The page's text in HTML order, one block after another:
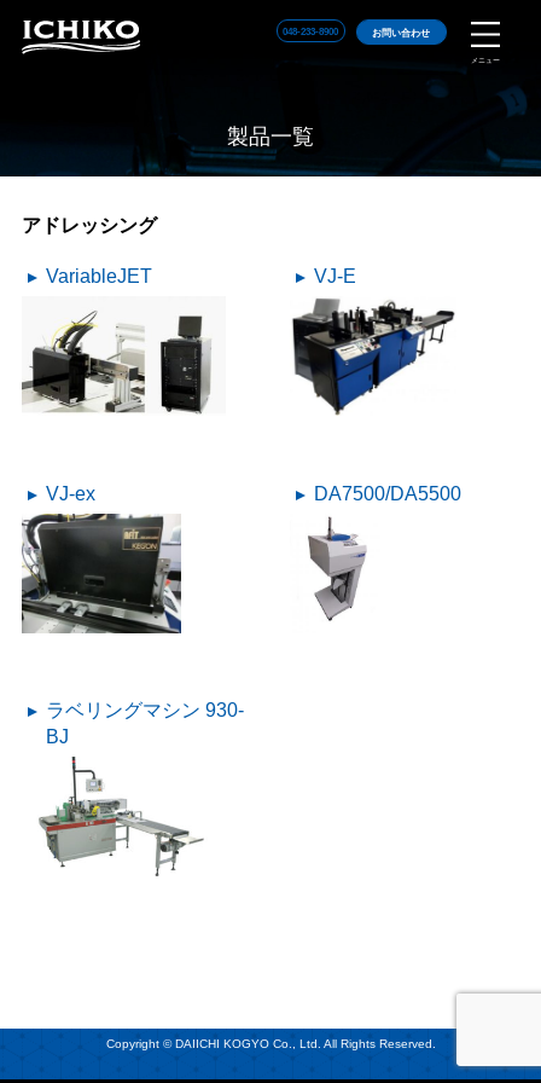
048-233-8900 お問い合わせ
メニュー
製品一覧
アドレッシング
VariableJET VJ-E
VJ-ex DA7500/DA5500
ラベリングマシン 930-
BJ
Copyright © DAIICHI KOGYO Co., Ltd. All Rights Reserved.